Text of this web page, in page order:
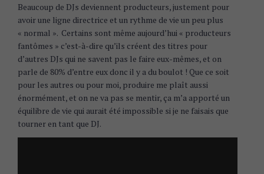
Beaucoup de DJs deviennent producteurs, justement pour
avoir une ligne directrice et un rythme de vie un peu plus
« normal ». Certains sont même aujourd’hui « producteurs
fantômes » c’est-à-dire qu’ils créent des titres pour
d’autres DJs qui ne savent pas le faire eux-mêmes, et on
parle de 80% d’entre eux donc il y a du boulot ! Que ce soit
pour les autres ou pour moi, produire me plaît aussi
énormément, et on ne va pas se mentir, ça m’a apporté un
équilibre de vie qui aurait été impossible si je ne faisais que
tourner en tant que DJ.
S
h